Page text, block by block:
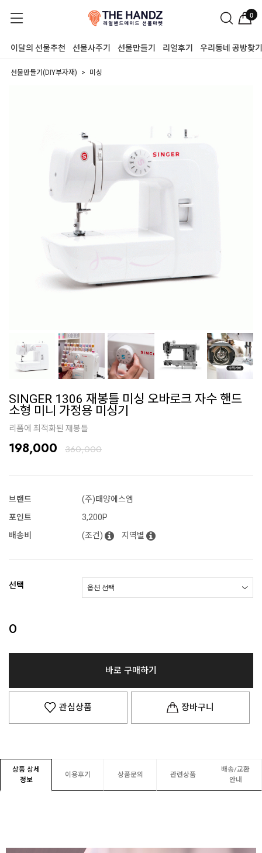
0
이달의 선물추천 선물사주기 선물만들기 리얼후기 우리동네 공방찾기
선물만들기(DIY부자재) 미싱
SINGER 1306 재봉틀 미싱 오바로크 자수 핸드
소형 미니 가정용 미싱기
리폼에 최적화된 재봉틀
198,000 360,000
브랜드
(주)태양에스엠
포인트
3,200P
배송비
(조건) 지역별
선택
0
바로 구매하기
관심상품 장바구니
상품 상세
정보
이용후기 상품문의 관련상품
배송/교환
안내